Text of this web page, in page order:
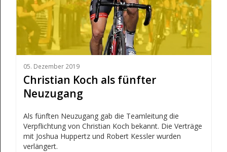
05. Dezember 2019
Christian Koch als fünfter
Neuzugang
Als fünften Neuzugang gab die Teamleitung die
Verpflichtung von Christian Koch bekannt. Die Verträge
mit Joshua Huppertz und Robert Kessler wurden
verlängert.